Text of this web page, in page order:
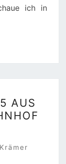
ich in
AUS